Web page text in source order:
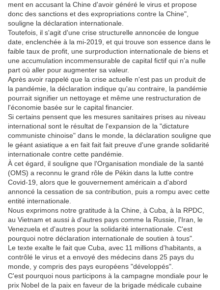
ment en accusant la Chine d'avoir généré le virus et propose
donc des sanctions et des expropriations contre la Chine",
souligne la déclaration internationale.
Toutefois, il s'agit d'une crise structurelle annoncée de longue
date, enclenchée à la mi-2019, et qui trouve son essence dans le
faible taux de profit, une surproduction internationale de biens et
une accumulation incommensurable de capital fictif qui n'a nulle
part où aller pour augmenter sa valeur.
Après avoir rappelé que la crise actuelle n'est pas un produit de
la pandémie, la déclaration indique qu'au contraire, la pandémie
pourrait signifier un nettoyage et même une restructuration de
l'économie basée sur le capital financier.
Si certains pensent que les mesures sanitaires prises au niveau
international sont le résultat de l'expansion de la "dictature
communiste chinoise" dans le monde, la déclaration souligne que
le géant asiatique a en fait fait fait preuve d'une grande solidarité
internationale contre cette pandémie.
À cet égard, il souligne que l'Organisation mondiale de la santé
(OMS) a reconnu le grand rôle de Pékin dans la lutte contre
Covid-19, alors que le gouvernement américain a d'abord
annoncé la cessation de sa contribution, puis a rompu avec cette
entité internationale.
Nous exprimons notre gratitude à la Chine, à Cuba, à la RPDC,
au Vietnam et aussi à d'autres pays comme la Russie, l'Iran, le
Venezuela et d'autres pour la solidarité internationale. C'est
pourquoi notre déclaration internationale de soutien à tous".
Le texte exalte le fait que Cuba, avec 11 millions d'habitants, a
contrôlé le virus et a envoyé des médecins dans 25 pays du
monde, y compris des pays européens "développés".
C'est pourquoi nous participons à la campagne mondiale pour le
prix Nobel de la paix en faveur de la brigade médicale cubaine